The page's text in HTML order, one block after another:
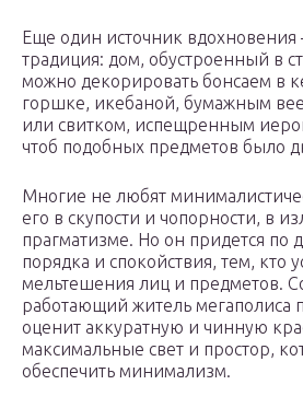
Еще один источник вдохновения
традиция: дом, обустроенный в
можно декорировать бонсаем в
горшке, икебаной, бумажным
или свитком, испещренным
чтоб подобных предметов было
Многие не любят
его в скупости и чопорности, в
прагматизме. Но он придется
порядка и спокойствия, тем, кто
мельтешения лиц и предметов.
работающий житель мегаполиса
оценит аккуратную и чинную
максимальные свет и простор,
обеспечить минимализм.